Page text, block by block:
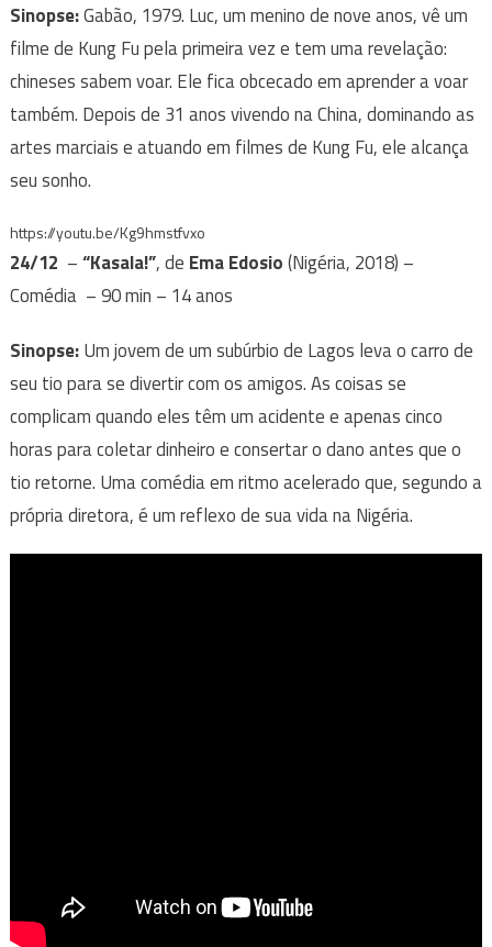
Sinopse:Gabão, 1979. Luc, um menino de nove anos, vê um
filme de Kung Fu pela primeira vez e tem uma revelação:
chineses sabem voar. Ele fica obcecado em aprender a voar
também. Depois de 31 anos vivendo na China, dominando as
artes marciais e atuando em filmes de Kung Fu, ele alcança
seu sonho.
https://youtu.be/Kg9hmstfvxo
24/12 –“Kasala!”, de Ema Edosio(Nigéria, 2018) –
Comédia – 90 min – 14 anos
Sinopse:Um jovem de um subúrbio de Lagos leva o carro de
seu tio para se divertir com os amigos. As coisas se
complicam quando eles têm um acidente e apenas cinco
horas para coletar dinheiro e consertar o dano antes que o
tio retorne. Uma comédia em ritmo acelerado que, segundo a
própria diretora, é um reflexo de sua vida na Nigéria.